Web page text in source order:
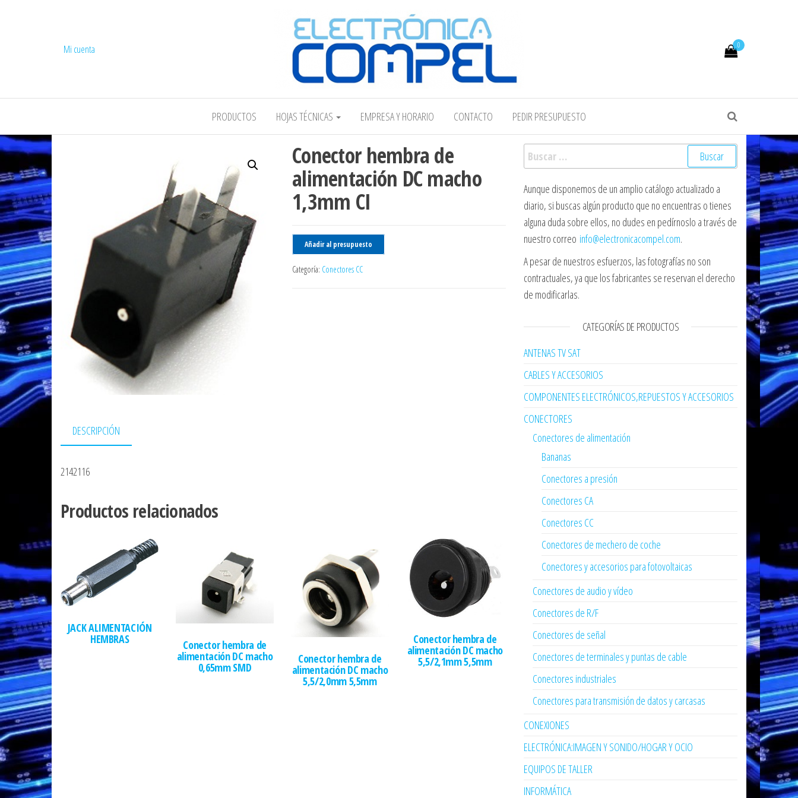
COMPEL Electrónica COMPEL
0
Mi cuenta
PRODUCTOS HOJAS TÉCNICAS EMPRESA Y HORARIO CONTACTO PEDIR PRESUPUESTO
Conector hembra de
alimentación DC macho
1,3mm CI
Añadir al presupuesto
Categoría: Conectores CC
DESCRIPCIÓN
2142116
Productos relacionados
JACK ALIMENTACIÓN
HEMBRAS Conector hembra de
alimentación DC macho
0,65mm SMD
Conector hembra de
alimentación DC macho
5,5/2,0mm 5,5mm
Conector hembra de
alimentación DC macho
5,5/2,1mm 5,5mm
Buscar:
Aunque disponemos de un amplio catálogo actualizado a
diario, si buscas algún producto que no encuentras o tienes
alguna duda sobre ellos, no dudes en pedírnoslo a través de
nuestro correo info@electronicacompel.com.
A pesar de nuestros esfuerzos, las fotografías no son
contractuales, ya que los fabricantes se reservan el derecho
de modificarlas.
CATEGORÍAS DE PRODUCTOS
ANTENAS TV SAT
CABLES Y ACCESORIOS
COMPONENTES ELECTRÓNICOS,REPUESTOS Y ACCESORIOS
CONECTORES
Conectores de alimentación
Bananas
Conectores a presión
Conectores CA
Conectores CC
Conectores de mechero de coche
Conectores y accesorios para fotovoltaicas
Conectores de audio y vídeo
Conectores de R/F
Conectores de señal
Conectores de terminales y puntas de cable
Conectores industriales
Conectores para transmisión de datos y carcasas
CONEXIONES
ELECTRÓNICA:IMAGEN Y SONIDO/HOGAR Y OCIO
EQUIPOS DE TALLER
INFORMÁTICA